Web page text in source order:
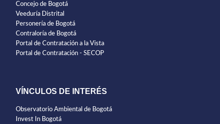
Concejo de Bogotá
Veeduría Distrital
Personería de Bogotá
Contraloría de Bogotá
Portal de Contratación a la Vista
Portal de Contratación - SECOP
VÍNCULOS DE INTERÉS
Observatorio Ambiental de Bogotá
Invest In Bogotá